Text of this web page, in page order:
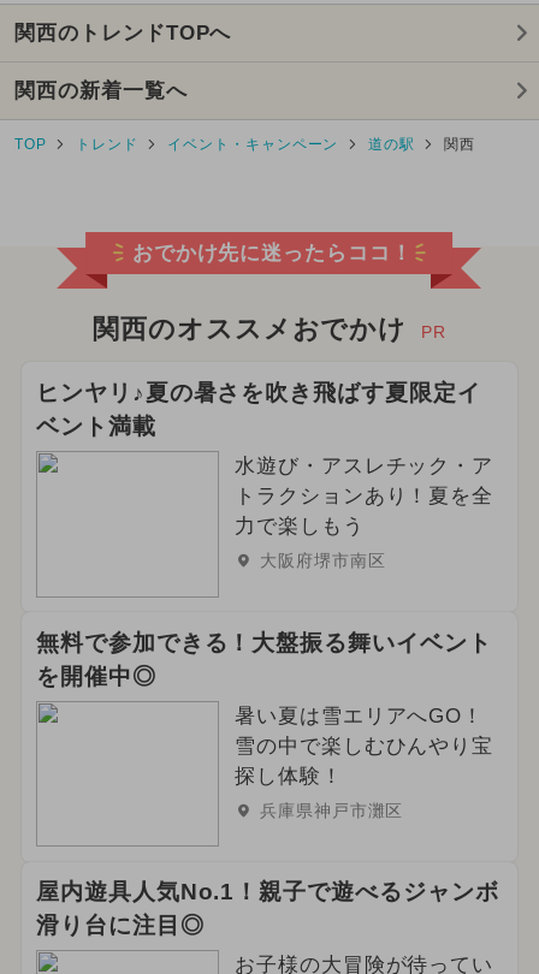
関西のトレンドTOPへ
関西の新着一覧へ
TOP トレンド イベント・キャンペーン 道の駅 関西
おでかけ先に迷ったらココ！
関西のオススメおでかけ PR
ヒンヤリ♪夏の暑さを吹き飛ばす夏限定イ
ベント満載
水遊び・アスレチック・ア
トラクションあり！夏を全
力で楽しもう
大阪府堺市南区
無料で参加できる！大盤振る舞いイベント
を開催中◎
暑い夏は雪エリアへGO！
雪の中で楽しむひんやり宝
探し体験！
兵庫県神戸市灘区
屋内遊具人気No.1！親子で遊べるジャンボ
滑り台に注目◎
お子様の大冒険が待ってい